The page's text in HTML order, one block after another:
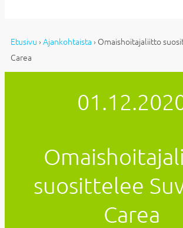
Etusivu › Ajankohtaista › Omaishoitajaliitto
Carea
suosittelee
Carea